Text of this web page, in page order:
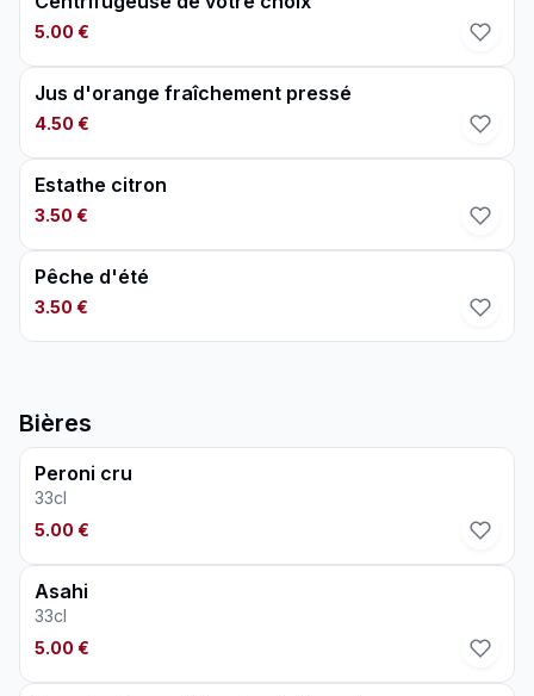
5.00 €
Jus d'orange fraîchement pressé
4.50 €
Estathe citron
3.50 €
Pêche d'été
3.50 €
Bières
Peroni cru
33cl
5.00 €
Asahi
33cl
5.00 €